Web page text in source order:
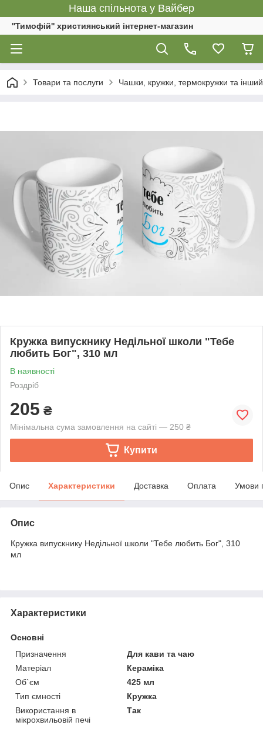
Наша спільнота у Вайбер
''Тимофій'' християнський інтернет-магазин
Товари та послуги Чашки, кружки, термокружки та
Кружка випускнику Недільної школи "Тебе
любить Бог", 310 мл
В наявності
Роздріб
205 ₴
Мінімальна сума замовлення на сайті — 250 ₴
Купити
Опис Характеристики Доставка Оплата Умови
Опис
Кружка випускнику Недільної школи "Тебе любить Бог", 310
мл
Характеристики
Основні
Призначення
Для кави та чаю
Матеріал
Кераміка
Об`єм
425 мл
Тип ємності
Кружка
Використання в
мікрохвильовій печі
Так